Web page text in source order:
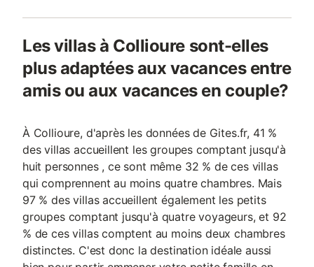
Les villas à Collioure sont-elles
plus adaptées aux vacances entre
amis ou aux vacances en couple?
À Collioure, d'après les données de Gites.fr, 41 %
des villas accueillent les groupes comptant jusqu'à
huit personnes , ce sont même 32 % de ces villas
qui comprennent au moins quatre chambres. Mais
97 % des villas accueillent également les petits
groupes comptant jusqu'à quatre voyageurs, et 92
% de ces villas comptent au moins deux chambres
distinctes. C'est donc la destination idéale aussi